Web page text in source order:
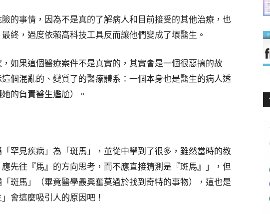
的事情，因為不是真的了解病人和目前接受的其他治療，也
終，過度依賴高科技工具反而讓他們變成了壞醫生。
如果這個醫療案件不是真實的，其實會是一個很惡搞的故
個混亂的、變質了的醫療體系：一個本身也是醫生的病人透
的負責醫生尷尬）。
罕見疾病」為「斑馬」，並從中學到了很多，雖然當時的教
先往『馬』的方向思考，而不應直接猜測是『斑馬』」，但
斑馬」（畢竟醫學最興奮莫過於找到奇特的事物），這也是
會這麼吸引人的原因吧！